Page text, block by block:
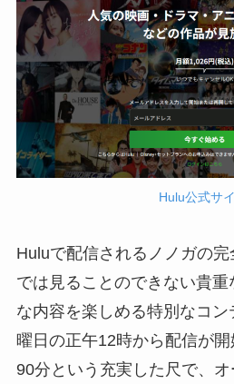
Hulu公式サ
Huluで配信されるノノガの完
では見ることのできない貴
な内容を楽しめる特別なコン
曜日の正午12時から配信が
90分という充実した尺で、